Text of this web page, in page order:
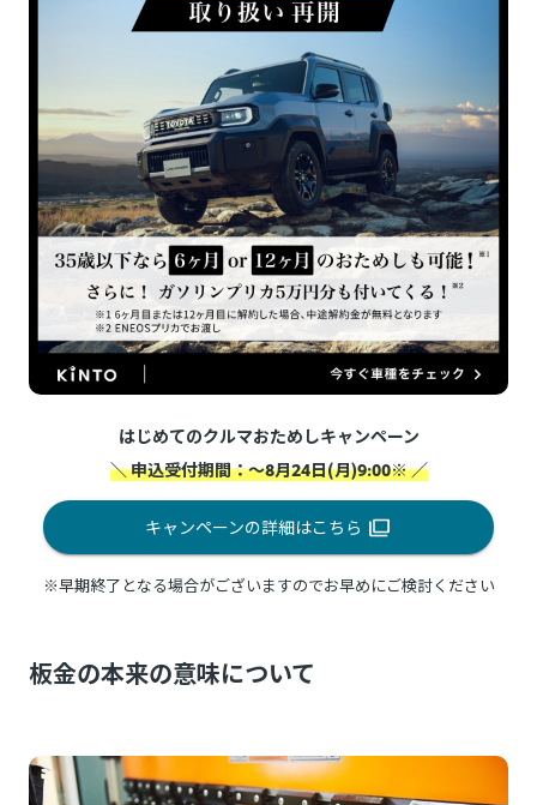
はじめてのクルマおためしキャンペーン
＼ 申込受付期間：～8月24日(月)9:00※ ／
キャンペーンの詳細はこちら
※早期終了となる場合がございますのでお早めにご検討ください
板金の本来の意味について